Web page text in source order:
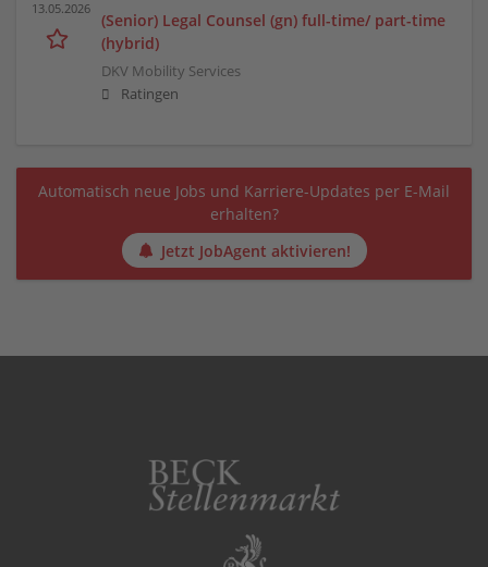
13.05.2026
(Senior) Legal Counsel (gn) full-time/ part-time
(hybrid)
DKV Mobility Services
Ratingen
Automatisch neue Jobs und Karriere-Updates per E-Mail
erhalten?
Jetzt JobAgent aktivieren!